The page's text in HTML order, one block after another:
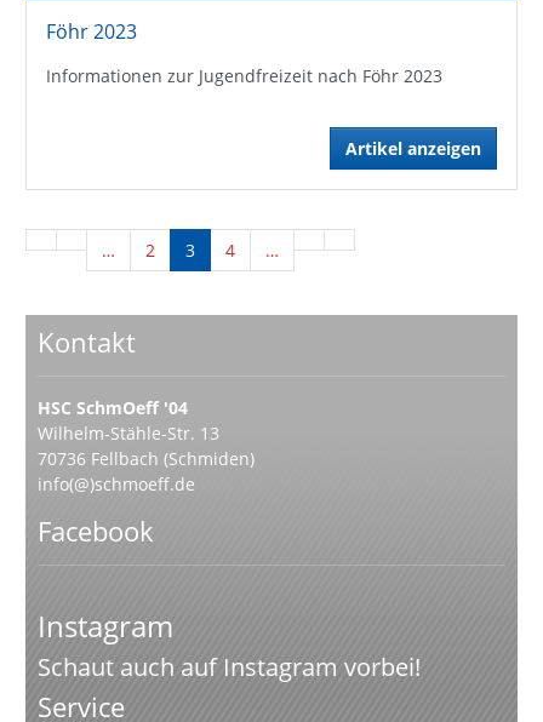
Föhr 2023
Informationen zur Jugendfreizeit nach Föhr 2023
Artikel anzeigen
… 2 3 4 …
Kontakt
HSC SchmOeff '04
Wilhelm-Stähle-Str. 13
70736 Fellbach (Schmiden)
info(@)schmoeff.de
Facebook
Instagram
Schaut auch auf Instagram vorbei!
Service